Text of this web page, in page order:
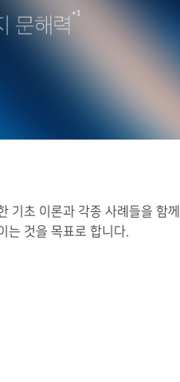
기초 이론과 각종 사례들을 함께
는 것을 목표로 합니다.